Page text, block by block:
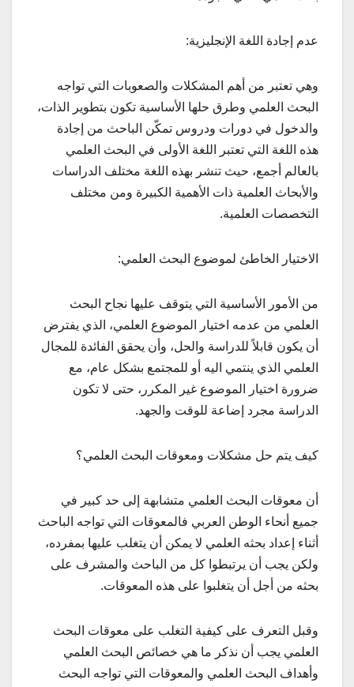
عدم إجادة اللغة الإنجليزية:
وهي تعتبر من أهم المشكلات والصعوبات التي تواجه
البحث العلمي وطرق حلها الأساسية تكون بتطوير الذات،
والدخول في دورات ودروس تمكّن الباحث من إجادة
هذه اللغة التي تعتبر اللغة الأولى في البحث العلمي
بالعالم أجمع، حيث تنشر بهذه اللغة مختلف الدراسات
والأبحاث العلمية ذات الأهمية الكبيرة ومن مختلف
التخصصات العلمية.
الاختيار الخاطئ لموضوع البحث العلمي:
من الأمور الأساسية التي يتوقف عليها نجاح البحث
العلمي من عدمه اختيار الموضوع العلمي، الذي يفترض
أن يكون قابلاً للدراسة والحل، وأن يحقق الفائدة للمجال
العلمي الذي ينتمي اليه أو للمجتمع بشكل عام، مع
ضرورة اختيار الموضوع غير المكرر، حتى لا تكون
الدراسة مجرد إضاعة للوقت والجهد.
كيف يتم حل مشكلات ومعوقات البحث العلمي؟
أن معوقات البحث العلمي متشابهة إلى حد كبير في
جميع أنحاء الوطن العربي فالمعوقات التي تواجه الباحث
أثناء إعداد بحثه العلمي لا يمكن أن يتغلب عليها بمفرده،
ولكن يجب أن يرتبطوا كل من الباحث والمشرف على
بحثه من أجل أن يتغلبوا على هذه المعوقات.
وقبل التعرف على كيفية التغلب على معوقات البحث
العلمي يجب أن نذكر ما هي خصائص البحث العلمي
وأهداف البحث العلمي والمعوقات التي تواجه البحث